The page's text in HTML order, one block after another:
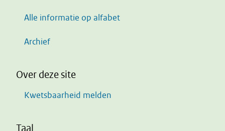
Alle informatie op alfabet
Archief
Over deze site
Kwetsbaarheid melden
Taal